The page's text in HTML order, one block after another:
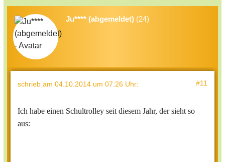
Ju**** (abgemeldet) (24)
schrieb am 04.10.2014 um 07:26 Uhr: #11
Ich habe einen Schultrolley seit diesem Jahr, der sieht so
aus: